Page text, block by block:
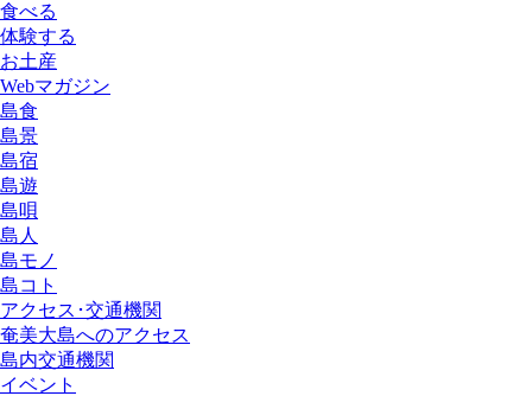
食べる
体験する
お土産
Webマガジン
島食
島景
島宿
島遊
島唄
島人
島モノ
島コト
アクセス･交通機関
奄美大島へのアクセス
島内交通機関
イベント